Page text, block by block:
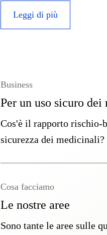
Leggi di più
Per un uso sicuro
Business
Cos'è il rapporto rischio-
sicurezza dei medicinali?
Le nostre aree
Cosa facciamo
Sono tante le aree sulle